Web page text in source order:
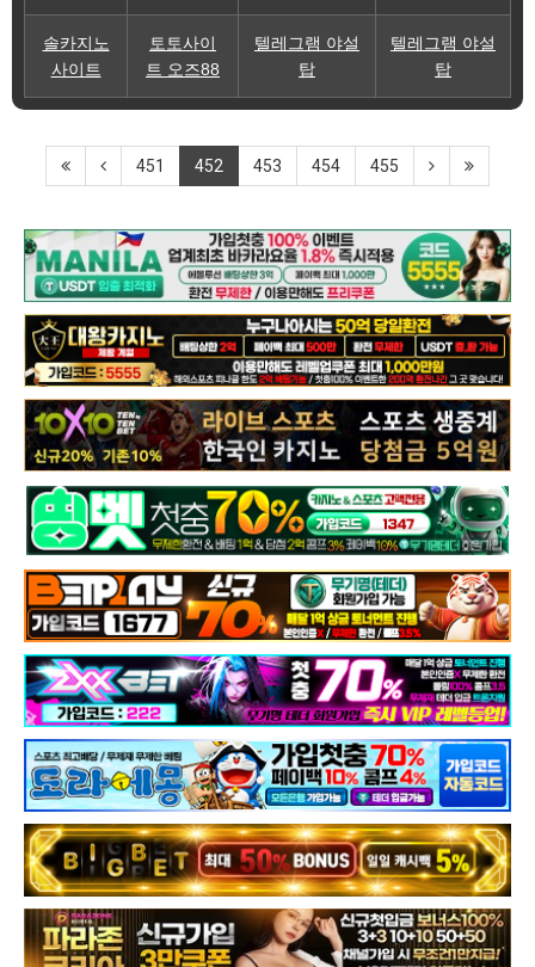
솔카지노
사이트
토토사이
트 오즈88
텔레그램 야설
탑
텔레그램 야설
탑
451 452 453 454 455